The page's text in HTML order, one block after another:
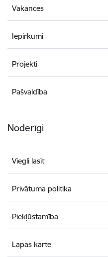
Vakances
Iepirkumi
Projekti
Pašvaldība
Noderīgi
Viegli lasīt
Privātuma politika
Piekļūstamība
Lapas karte